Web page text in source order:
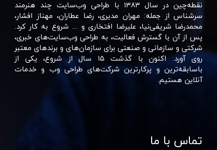
نقطه‌چین در سال ۱۳۸۳ با طراحی وب‌سایت چند هنرمند
سرشناس از جمله: مهران مدیری، رضا عطاران، مهناز افشار،
محمدرضا شریفی‌نیا، علیرضا افتخاری و ... شروع به کار کرد.
پس از آن با گسترش فعالیت، به طراحی وب‌سایت‌های خبری،
شرکتی و سازمانی و صنعتی برای سازمان‌های و برند‌های معتبر
روی آورد. اکنون با گذشت ۱۵ سال از شروع، یکی از
باسابقه‌ترین و پرکارترین شرکت‌های طراحی وب و خدمات
آنلاین هستیم.
تماس با ما